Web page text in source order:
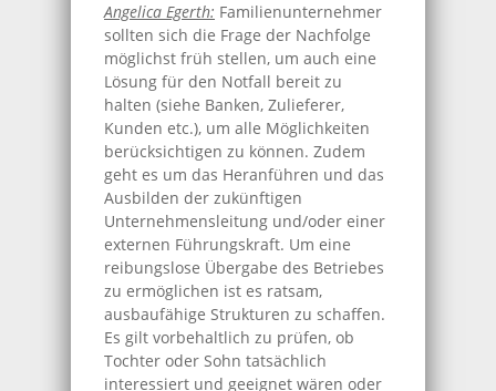
Angelica Egerth: Familienunternehmer
sollten sich die Frage der Nachfolge
möglichst früh stellen, um auch eine
Lösung für den Notfall bereit zu
halten (siehe Banken, Zulieferer,
Kunden etc.), um alle Möglichkeiten
berücksichtigen zu können. Zudem
geht es um das Heranführen und das
Ausbilden der zukünftigen
Unternehmensleitung und/oder einer
externen Führungskraft. Um eine
reibungslose Übergabe des Betriebes
zu ermöglichen ist es ratsam,
ausbaufähige Strukturen zu schaffen.
Es gilt vorbehaltlich zu prüfen, ob
Tochter oder Sohn tatsächlich
interessiert und geeignet wären oder